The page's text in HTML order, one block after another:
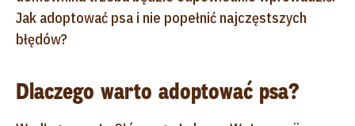
Jak adoptować psa i nie popełnić najczęstszych
błędów?
Dlaczego warto adoptować psa?